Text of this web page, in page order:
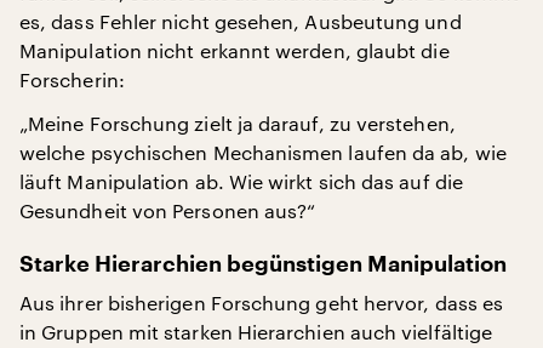
es, dass Fehler nicht gesehen, Ausbeutung und
Manipulation nicht erkannt werden, glaubt die
Forscherin:
„Meine Forschung zielt ja darauf, zu verstehen,
welche psychischen Mechanismen laufen da ab, wie
läuft Manipulation ab. Wie wirkt sich das auf die
Gesundheit von Personen aus?“
Starke Hierarchien begünstigen Manipulation
Aus ihrer bisherigen Forschung geht hervor, dass es
in Gruppen mit starken Hierarchien auch vielfältige